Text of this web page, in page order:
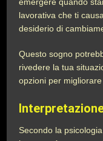
lavorativa che ti
desiderio di
Questo sogno
rivedere la tua
opzioni per
Secondo la